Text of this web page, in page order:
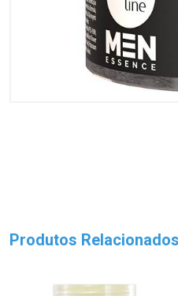
Produtos Relacionados